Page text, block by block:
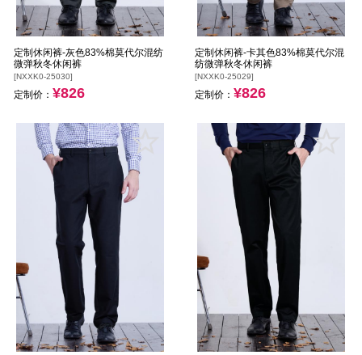
定制休闲裤-灰色83%棉莫代尔混纺
微弹秋冬休闲裤
[NXXK0-25030]
定制价： ¥826
定制休闲裤-卡其色83%棉莫代尔混
纺微弹秋冬休闲裤
[NXXK0-25029]
定制价： ¥826